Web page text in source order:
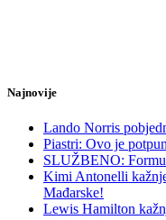
Najnovije
Lando Norris
Piastri: Ovo je
SLUŽBENO:
Kimi Antonelli
Mađarske!
Lewis Hamilton